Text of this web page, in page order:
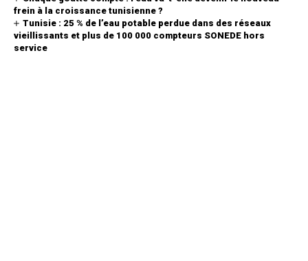
frein à la croissance tunisienne ?
Tunisie : 25 % de l’eau potable perdue dans des réseaux
vieillissants et plus de 100 000 compteurs SONEDE hors
service